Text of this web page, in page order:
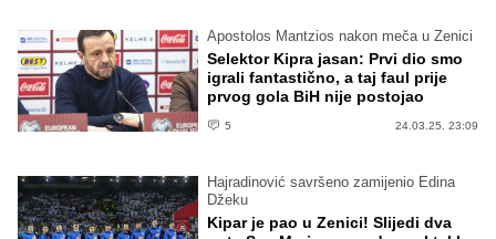
Apostolos Mantzios nakon meča u Zenici
Selektor Kipra jasan: Prvi dio smo
igrali fantastično, a taj faul prije
prvog gola BiH nije postojao
5 24.03.25. 23:09
Hajradinović savršeno zamijenio Edina
Džeku
Kipar je pao u Zenici! Slijedi dva